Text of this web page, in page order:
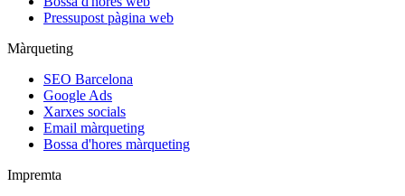
Pressupost pàgina web
Màrqueting
SEO Barcelona
Google Ads
Xarxes socials
Email màrqueting
Bossa d'hores màrqueting
Impremta